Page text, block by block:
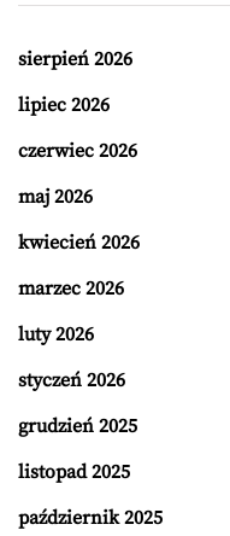
sierpień 2026
lipiec 2026
czerwiec 2026
maj 2026
kwiecień 2026
marzec 2026
luty 2026
styczeń 2026
grudzień 2025
listopad 2025
październik 2025